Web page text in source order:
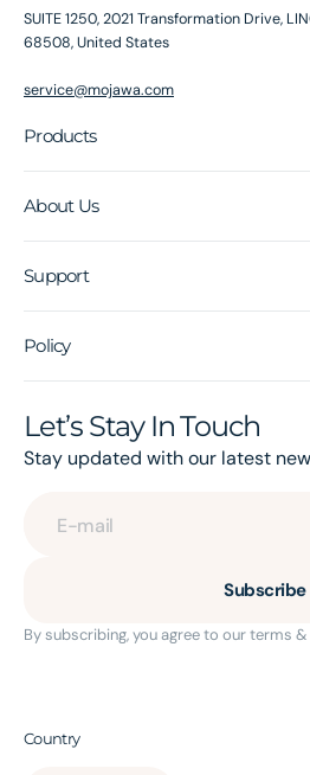
SUITE 1250, 2021 Transformation Drive,
68508, United States
service@mojawa.com
Products
About Us
Support
Policy
Let’s Stay In Touch
Stay updated with our latest
E-mail
Subscribe
By subscribing, you agree to our terms
Country